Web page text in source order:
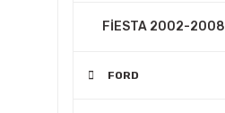
FİESTA 2002-2008
FORD